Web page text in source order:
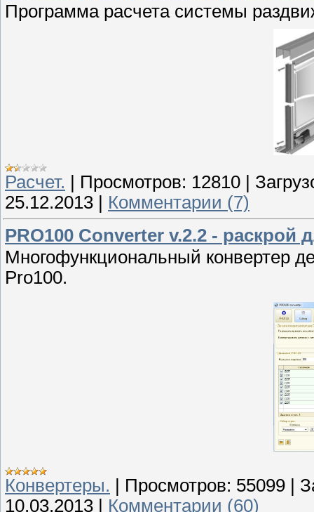
Программа расчета системы
Расчет. | Просмотров: 12810 |
25.12.2013 | Комментарии (7)
PRO100 Converter v.2.2 - раскрой
Многофункциональный конвертер
Pro100.
Конвертеры. Просмотров: 55099
10.03.2013
Комментарии (60)